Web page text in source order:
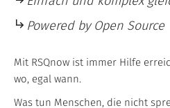
Powered by Open Source
Mit RSQnow ist immer Hilfe
wo, egal wann.
Was tun Menschen, die nicht